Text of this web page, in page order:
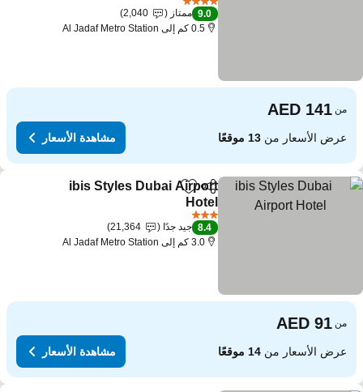
9.0 ممتاز
2,040
0.5 كم إلى Al Jadaf Metro Station
من
عرض الأسعار من13 موقعًا مشاهدة الأسعار
مشاركةAdd to favorites
ibis Styles Dubai Airport
Hotel
8.4 جيد جدًا
21,364
3.0 كم إلى Al Jadaf Metro Station
من
عرض الأسعار من14 موقعًا مشاهدة الأسعار